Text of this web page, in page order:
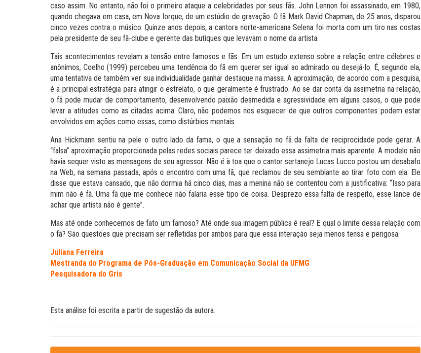
caso assim. No entanto, não foi o primeiro ataque a celebridades por seus fãs. John Lennon foi assassinado, em 1980,
quando chegava em casa, em Nova Iorque, de um estúdio de gravação. O fã Mark David Chapman, de 25 anos, disparou
cinco vezes contra o músico. Quinze anos depois, a cantora norte-americana Selena foi morta com um tiro nas costas
pela presidente de seu fã-clube e gerente das butiques que levavam o nome da artista.
Tais acontecimentos revelam a tensão entre famosos e fãs. Em um estudo extenso sobre a relação entre célebres e
anônimos, Coelho (1999) percebeu uma tendência do fã em querer ser igual ao admirado ou desejá-lo. É, segundo ela,
uma tentativa de também ver sua individualidade ganhar destaque na massa. A aproximação, de acordo com a pesquisa,
é a principal estratégia para atingir o estrelato, o que geralmente é frustrado. Ao se dar conta da assimetria na relação,
o fã pode mudar de comportamento, desenvolvendo paixão desmedida e agressividade em alguns casos, o que pode
levar a atitudes como as citadas acima. Claro, não podemos nos esquecer de que outros componentes podem estar
envolvidos em ações como essas, como distúrbios mentais.
Ana Hickmann sentiu na pele o outro lado da fama, o que a sensação no fã da falta de reciprocidade pode gerar. A
“falsa” aproximação proporcionada pelas redes sociais parece ter deixado essa assimetria mais aparente. A modelo não
havia sequer visto as mensagens de seu agressor. Não é à toa que o cantor sertanejo Lucas Lucco postou um desabafo
na Web, na semana passada, após o encontro com uma fã, que reclamou de seu semblante ao tirar foto com ela. Ele
disse que estava cansado, que não dormia há cinco dias, mas a menina não se contentou com a justificativa: “Isso para
mim não é fã. Uma fã que me conhece não falaria esse tipo de coisa. Desprezo essa falta de respeito, esse lance de
achar que artista não é gente”.
Mas até onde conhecemos de fato um famoso? Até onde sua imagem pública é real? E qual o limite dessa relação com
o fã? São questões que precisam ser refletidas por ambos para que essa interação seja menos tensa e perigosa.
Juliana Ferreira
Mestranda do Programa de Pós-Graduação em Comunicação Social da UFMG
Pesquisadora do Gris
Esta análise foi escrita a partir de sugestão da autora.